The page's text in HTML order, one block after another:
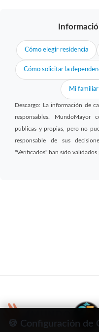
Cómo elegir residencia
Cómo solicitar la
Mi
Descargo: La información de
responsables. MundoMayor
públicas y propias, pero no
responsable de sus
"Verificados" han sido
🍪 Configuración de